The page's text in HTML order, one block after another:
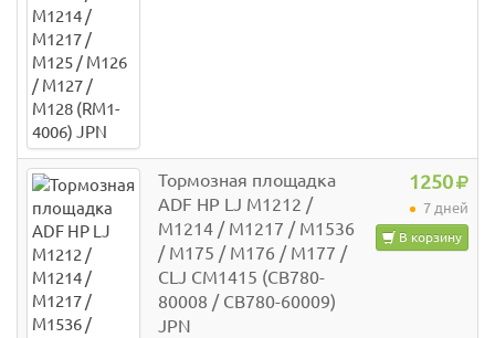
Тормозная площадка
ADF HP LJ M1212 /
M1214 / M1217 / M1536
/ M175 / M176 / M177 /
CLJ CM1415 (CB780-
80008 / CB780-60009)
JPN
1250
7 дней
В корзину